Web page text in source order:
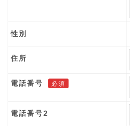
性別
住所
電話番号 必須
電話番号2